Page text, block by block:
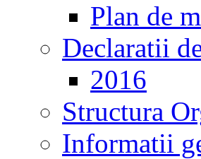
Plan de
Declaratii
2016
Structura
Informatii